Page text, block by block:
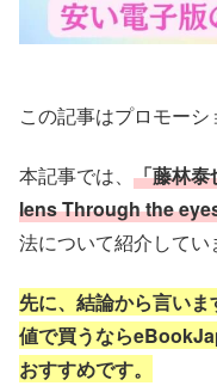
この記事はプロモーシ
本記事では、 「藤林
lens Through the
法について紹介してい
先に、結論から言い
値で買うなら
おすすめです。